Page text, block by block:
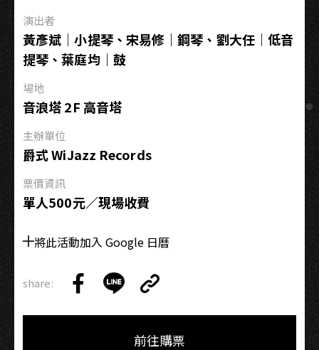
Bop(下)：
發
演出者
黃彥斌｜小提琴、宋易修｜鋼琴、劉大任｜低音
提琴、葉庭均｜鼓
場地
音浪塔 2F 高音塔
主辦單位
爵式 WiJazz Records
票價資訊
單人500元／現場收費
將此活動加入 Google 日曆
share:
on
on
Link
Copy
前往購票